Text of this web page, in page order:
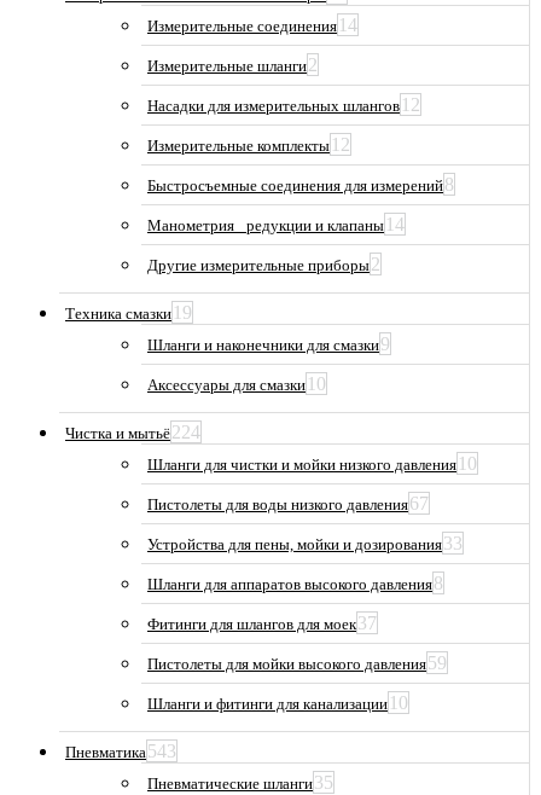
Измерительные соединения 14
Измерительные шланги2
Насадки для измерительных шлангов 12
Измерительные комплекты 12
Быстросъемные соединения для измерений8
Манометрия_ редукции и клапаны 14
Другие измерительные приборы2
Техника смазки 19
Шланги и наконечники для смазки9
Аксессуары для смазки 10
Чистка и мытьё224
Шланги для чистки и мойки низкого давления 10
Пистолеты для воды низкого давления67
Устройства для пены, мойки и дозирования33
Шланги для аппаратов высокого давления8
Фитинги для шлангов для моек37
Пистолеты для мойки высокого давления59
Шланги и фитинги для канализации 10
Пневматика543
Пневматические шланги35